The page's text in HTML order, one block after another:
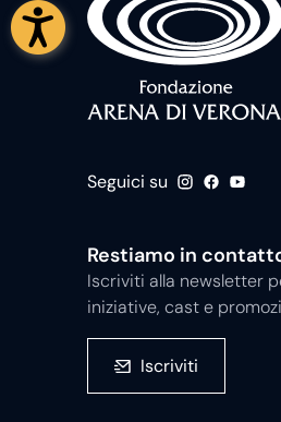
Seguici su
Restiamo in
Iscriviti alla newsletter
iniziative, cast e
Iscriviti